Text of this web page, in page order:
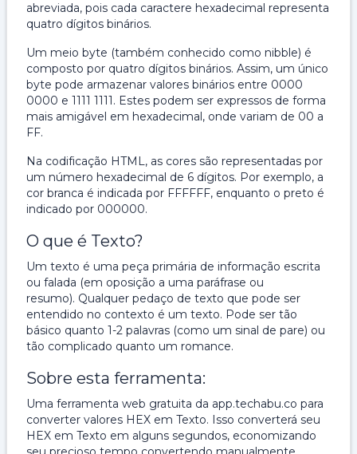
abreviada, pois cada caractere hexadecimal representa
quatro dígitos binários.
Um meio byte (também conhecido como nibble) é
composto por quatro dígitos binários. Assim, um único
byte pode armazenar valores binários entre 0000
0000 e 1111 1111. Estes podem ser expressos de forma
mais amigável em hexadecimal, onde variam de 00 a
FF.
Na codificação HTML, as cores são representadas por
um número hexadecimal de 6 dígitos. Por exemplo, a
cor branca é indicada por FFFFFF, enquanto o preto é
indicado por 000000.
O que é Texto?
Um texto é uma peça primária de informação escrita
ou falada (em oposição a uma paráfrase ou
resumo). Qualquer pedaço de texto que pode ser
entendido no contexto é um texto. Pode ser tão
básico quanto 1-2 palavras (como um sinal de pare) ou
tão complicado quanto um romance.
Sobre esta ferramenta:
Uma ferramenta web gratuita da app.techabu.co para
converter valores HEX em Texto. Isso converterá seu
HEX em Texto em alguns segundos, economizando